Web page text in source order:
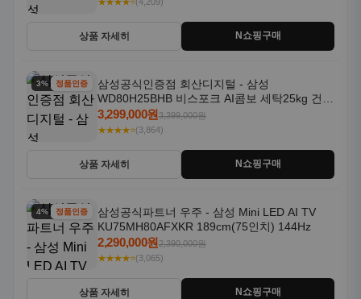
상품 자세히 N쇼핑구매
3% 할인정품인증
삼성공식인증점 회산디지털 - 삼성
WD80H25BHB 비스포크 AI콤보 세탁25kg 건조
18kg 26년형 일체형 1등급
3,299,000원3,399,000원
★★★★⭐(3,864)
상품 자세히 N쇼핑구매
4% 할인정품인증
삼성공식파트너 우주 - 삼성 Mini LED AI TV
KU75MH80AFXKR 189cm(75인치) 144Hz
2,290,000원2,390,000원
★★★★⭐(3,065)
상품 자세히 N쇼핑구매